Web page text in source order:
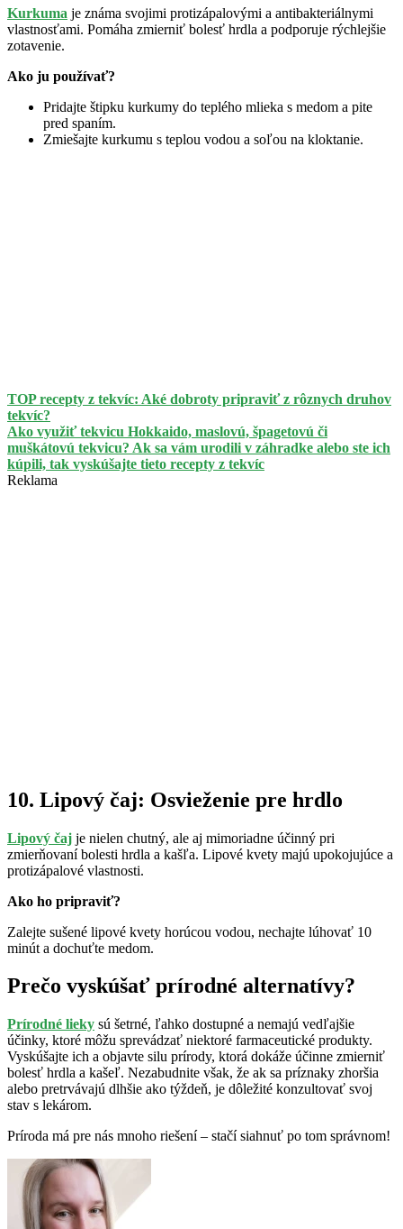
Kurkuma je známa svojimi protizápalovými a antibakteriálnymi
vlastnosťami. Pomáha zmierniť bolesť hrdla a podporuje rýchlejšie
zotavenie.
Ako ju používať?
Pridajte štipku kurkumy do teplého mlieka s medom a pite
pred spaním.
Zmiešajte kurkumu s teplou vodou a soľou na kloktanie.
TOP recepty z tekvíc: Aké dobroty pripraviť z rôznych druhov
tekvíc?
Ako využiť tekvicu Hokkaido, maslovú, špagetovú či
muškátovú tekvicu? Ak sa vám urodili v záhradke alebo ste ich
kúpili, tak vyskúšajte tieto recepty z tekvíc
Reklama
10. Lipový čaj: Osvieženie pre hrdlo
Lipový čaj je nielen chutný, ale aj mimoriadne účinný pri
zmierňovaní bolesti hrdla a kašľa. Lipové kvety majú upokojujúce a
protizápalové vlastnosti.
Ako ho pripraviť?
Zalejte sušené lipové kvety horúcou vodou, nechajte lúhovať 10
minút a dochuťte medom.
Prečo vyskúšať prírodné alternatívy?
Prírodné lieky sú šetrné, ľahko dostupné a nemajú vedľajšie
účinky, ktoré môžu sprevádzať niektoré farmaceutické produkty.
Vyskúšajte ich a objavte silu prírody, ktorá dokáže účinne zmierniť
bolesť hrdla a kašeľ. Nezabudnite však, že ak sa príznaky zhoršia
alebo pretrvávajú dlhšie ako týždeň, je dôležité konzultovať svoj
stav s lekárom.
Príroda má pre nás mnoho riešení – stačí siahnuť po tom správnom!